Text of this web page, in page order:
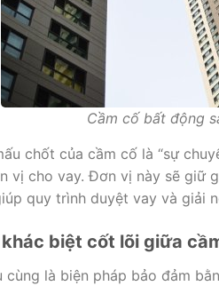
Cầm cố bất động
chốt của cầm cố là “sự
vị cho vay. Đơn vị này sẽ giữ
quy trình duyệt vay và giải
biệt cốt lõi giữa
cùng là biện pháp bảo đảm